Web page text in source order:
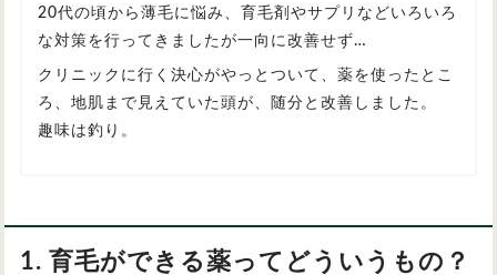
20代の頃から薄毛に悩み、育毛剤やサプリなどいろいろ
な対策を行ってきましたが一向に改善せず…
クリニックに行く決心がやっとついて、薬を使ったとこ
ろ、地肌まで見えていた頭が、随分と改善しました。
趣味は釣り。
1. 育毛ができる薬ってどういうもの？